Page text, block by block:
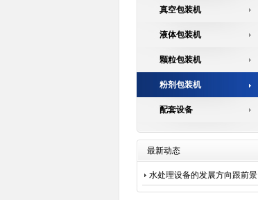
真空包装机
液体包装机
颗粒包装机
粉剂包装机
配套设备
最新动态
水处理设备的发展方向跟前景